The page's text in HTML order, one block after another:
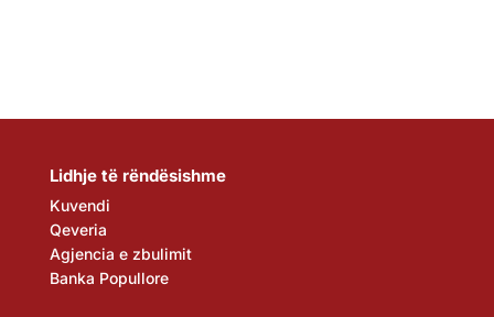
Lidhje të rëndësishme
Kuvendi
Qeveria
Agjencia e zbulimit
Banka Popullore